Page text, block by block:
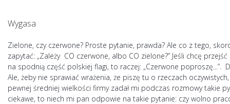
Wygasa
Zielone, czy czerwone? Proste pytanie, prawda? Ale co z tego,
zapytać: „Zależy CO czerwone, albo CO zielone?” Jeśli chcę
na spodnią część polskiej flagi, to raczej: „Czerwone poproszę...”.
Ale, żeby nie sprawiać wrażenia, że piszę tu o rzeczach
pewnej średniej wielkości firmy zadał mi podczas rozmowy takie
ciekawe, to niech mi pan odpowie na takie pytanie: czy wolno